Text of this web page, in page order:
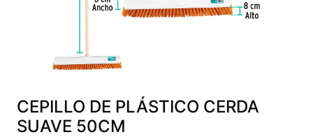
CEPILLO DE PLÁSTICO CERDA
SUAVE 50CM